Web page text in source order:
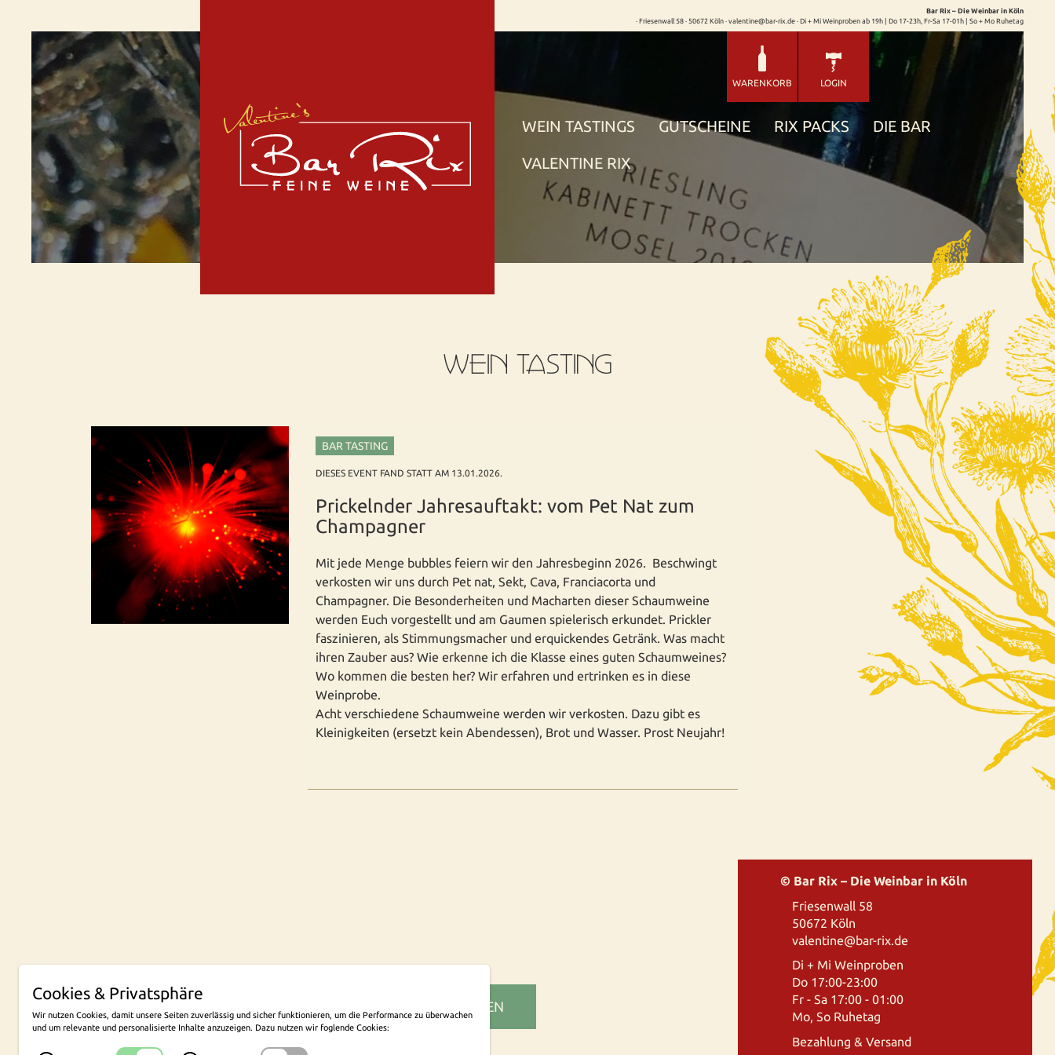
Bar Rix – Die Weinbar in Köln
· Friesenwall 58 · 50672 Köln · valentine@bar-rix.de · Di + Mi Weinproben ab 19h | Do 17-23h, Fr-Sa 17-01h | So + Mo Ruhetag
WARENKORB LOGIN
WEIN TASTINGS GUTSCHEINE RIX PACKS DIE BAR
VALENTINE RIX
WEIN TASTING
BAR TASTING
DIESES EVENT FAND STATT AM 13.01.2026.
Prickelnder Jahresauftakt: vom Pet Nat zum
Champagner
Mit jede Menge bubbles feiern wir den Jahresbeginn 2026. Beschwingt
verkosten wir uns durch Pet nat, Sekt, Cava, Franciacorta und
Champagner. Die Besonderheiten und Macharten dieser Schaumweine
werden Euch vorgestellt und am Gaumen spielerisch erkundet. Prickler
faszinieren, als Stimmungsmacher und erquickendes Getränk. Was macht
ihren Zauber aus? Wie erkenne ich die Klasse eines guten Schaumweines?
Wo kommen die besten her? Wir erfahren und ertrinken es in diese
Weinprobe.
Acht verschiedene Schaumweine werden wir verkosten. Dazu gibt es
Kleinigkeiten (ersetzt kein Abendessen), Brot und Wasser. Prost Neujahr!
NEWSLETTER ABONNIEREN
© Bar Rix – Die Weinbar in Köln
Friesenwall 58
50672 Köln
valentine@bar-rix.de
Di + Mi Weinproben
Do 17:00-23:00
Fr - Sa 17:00 - 01:00
Mo, So Ruhetag
Bezahlung & Versand
Cookies & Privatsphäre
Wir nutzen Cookies, damit unsere Seiten zuverlässig und sicher funktionieren, um die Performance zu überwachen
und um relevante und personalisierte Inhalte anzuzeigen. Dazu nutzen wir foglende Cookies: